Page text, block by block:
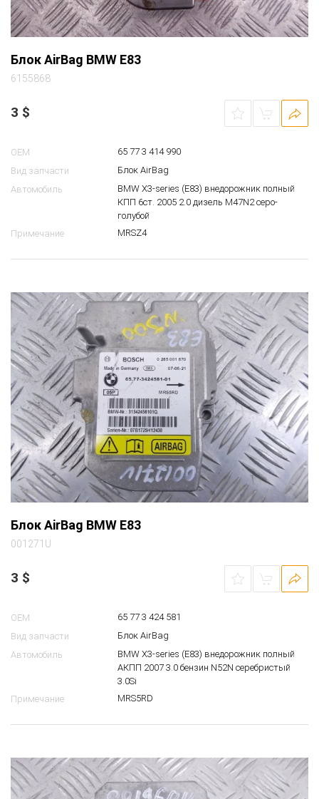
Блок AirBag BMW E83
6155868
3 $
OEM
65 77 3 414 990
Вид запчасти
Блок AirBag
Автомобиль
BMW X3-series (E83) внедорожник полный
КПП 6ст. 2005 2.0 дизель M47N2 серо-
голубой
Примечание
MRSZ4
Блок AirBag BMW E83
001271U
3 $
OEM
65 77 3 424 581
Вид запчасти
Блок AirBag
Автомобиль
BMW X3-series (E83) внедорожник полный
АКПП 2007 3.0 бензин N52N серебристый
3.0Si
Примечание
MRS5RD